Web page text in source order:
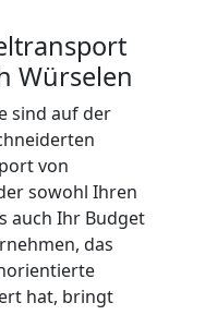
Würselen
sind auf der
von
sowohl Ihren
auch Ihr Budget
das
hat, bringt